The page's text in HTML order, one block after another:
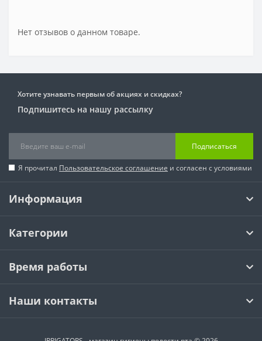
Нет отзывов о данном товаре.
Хотите узнавать первым об акциях и скидках?
Подпишитесь на нашу рассылку
Подписаться
Я прочитал Пользовательское соглашение и согласен с условиями
Информация
Категории
Время работы
Наши контакты